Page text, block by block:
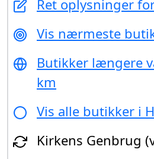
Ret oplysninger
Vis nærmeste
Butikker længere
km
Vis alle butikker i
Kirkens Genbrug